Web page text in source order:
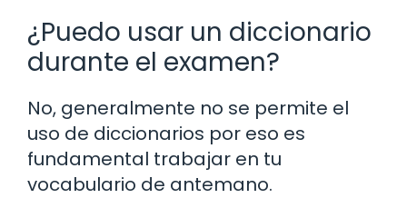
¿Puedo usar un diccionario
durante el examen?
No, generalmente no se permite el
uso de diccionarios por eso es
fundamental trabajar en tu
vocabulario de antemano.